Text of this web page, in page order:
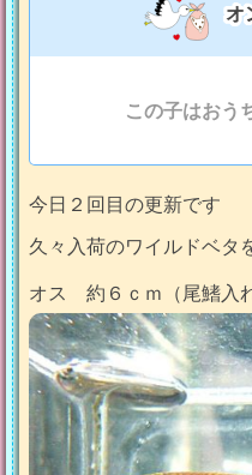
オ
この子はおう
今日２回目の更新です
久々入荷のワイルドベタ
オス 約６ｃｍ（尾鰭入